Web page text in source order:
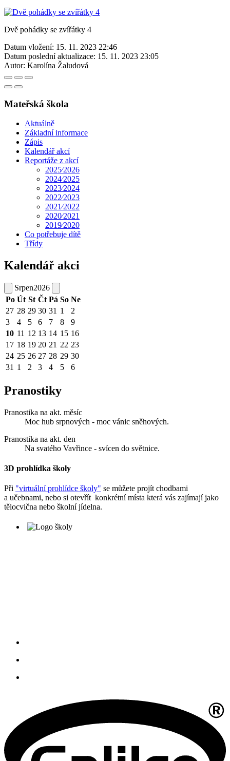
Dvě pohádky se zvířátky 4
Datum vložení: 15. 11. 2023 22:46
Datum poslední aktualizace: 15. 11. 2023 23:05
Autor: Karolína Žaludová
Mateřská škola
Aktuálně
Základní informace
Zápis
Kalendář akcí
Reportáže z akcí
2025⁄2026
2024⁄2025
2023⁄2024
2022⁄2023
2021⁄2022
2020⁄2021
2019⁄2020
Co potřebuje dítě
Třídy
Kalendář akci
Srpen2026
Po Út St Čt Pá So Ne
27 28 29 30 31 1
2
3
4 5 6 7 8
9
10 11 12 13 14 15 16
17 18 19 20 21 22 23
24 25 26 27 28 29 30
31 1 2 3 4 5 6
Pranostiky
Pranostika na akt. měsíc
Moc hub srpnových - moc vánic sněhových.
Pranostika na akt. den
Na svatého Vavřince - svícen do světnice.
3D prohlídka školy
Při "virtuální prohlídce školy" se můžete projít chodbami
a učebnami, nebo si otevřít konkrétní místa která vás zajímají jako
tělocvična nebo školní jídelna.